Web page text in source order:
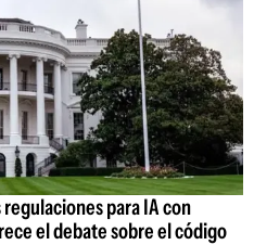
regulaciones para IA con
el debate sobre el código